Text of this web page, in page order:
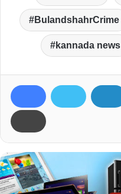
BulandshahrCrime
kannada news